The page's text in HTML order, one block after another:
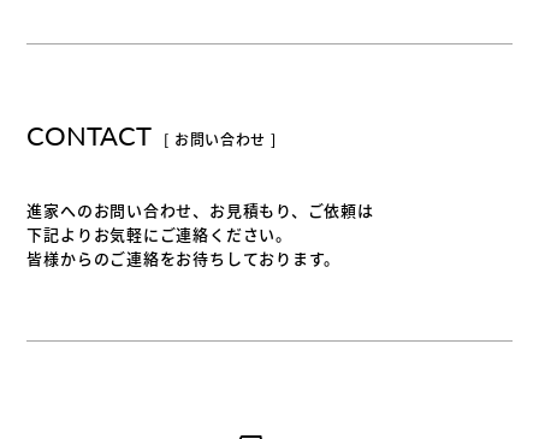
CONTACT [ お問い合わせ ]
進家へのお問い合わせ、お見積もり、ご依頼は
下記よりお気軽にご連絡ください。
皆様からのご連絡をお待ちしております。